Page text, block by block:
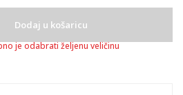
Dodaj u košaricu
je odabrati željenu veličinu